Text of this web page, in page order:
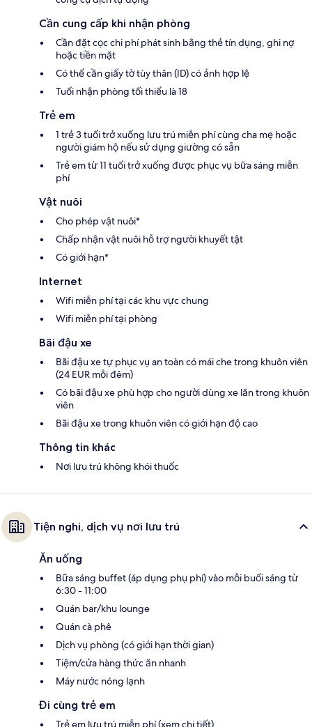
Cần cung cấp khi nhận phòng
Cần đặt cọc chi phí phát sinh bằng thẻ tín dụng, ghi nợ
hoặc tiền mặt
Có thể cần giấy tờ tùy thân (ID) có ảnh hợp lệ
Tuổi nhận phòng tối thiểu là 18
Trẻ em
1 trẻ 3 tuổi trở xuống lưu trú miễn phí cùng cha mẹ hoặc
người giám hộ nếu sử dụng giường có sẵn
Trẻ em từ 11 tuổi trở xuống được phục vụ bữa sáng miễn
phí
Vật nuôi
Cho phép vật nuôi*
Chấp nhận vật nuôi hỗ trợ người khuyết tật
Có giới hạn*
Internet
Wifi miễn phí tại các khu vực chung
Wifi miễn phí tại phòng
Bãi đậu xe
Bãi đậu xe tự phục vụ an toàn có mái che trong khuôn viên
(24 EUR mỗi đêm)
Có bãi đậu xe phù hợp cho người dùng xe lăn trong khuôn
viên
Bãi đậu xe trong khuôn viên có giới hạn độ cao
Thông tin khác
Nơi lưu trú không khói thuốc
Tiện nghi, dịch vụ nơi lưu trú
Ăn uống
Bữa sáng buffet (áp dụng phụ phí) vào mỗi buổi sáng từ
6:30 - 11:00
Quán bar/khu lounge
Quán cà phê
Dịch vụ phòng (có giới hạn thời gian)
Tiệm/cửa hàng thức ăn nhanh
Máy nước nóng lạnh
Đi cùng trẻ em
Trẻ em lưu trú miễn phí (xem chi tiết)